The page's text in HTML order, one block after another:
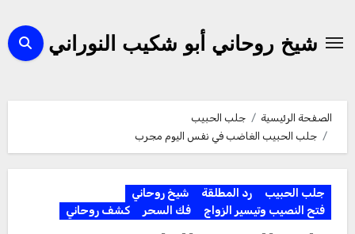
المحتوىشيخ روحاني أبو شكيب النوراني
الصفحة الرئيسية
جلب الحبيب
جلب الحبيب الغاضب في نفس اليوم مجرب
جلب الحبيب رد المطلقة
شيخ روحاني
فتح النصيب وتيسير الزواج
فك السحر كشف روحاني